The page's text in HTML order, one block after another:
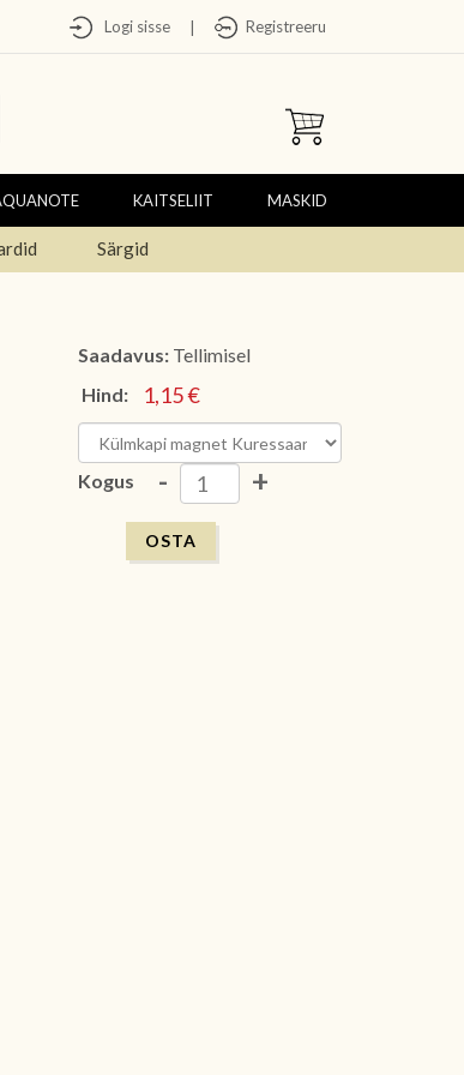
Logi sisse Registreeru
KAITSELIIT MASKID
Särgid
Saadavus: Tellimisel
Hind:
1,15 €
Kogus - +